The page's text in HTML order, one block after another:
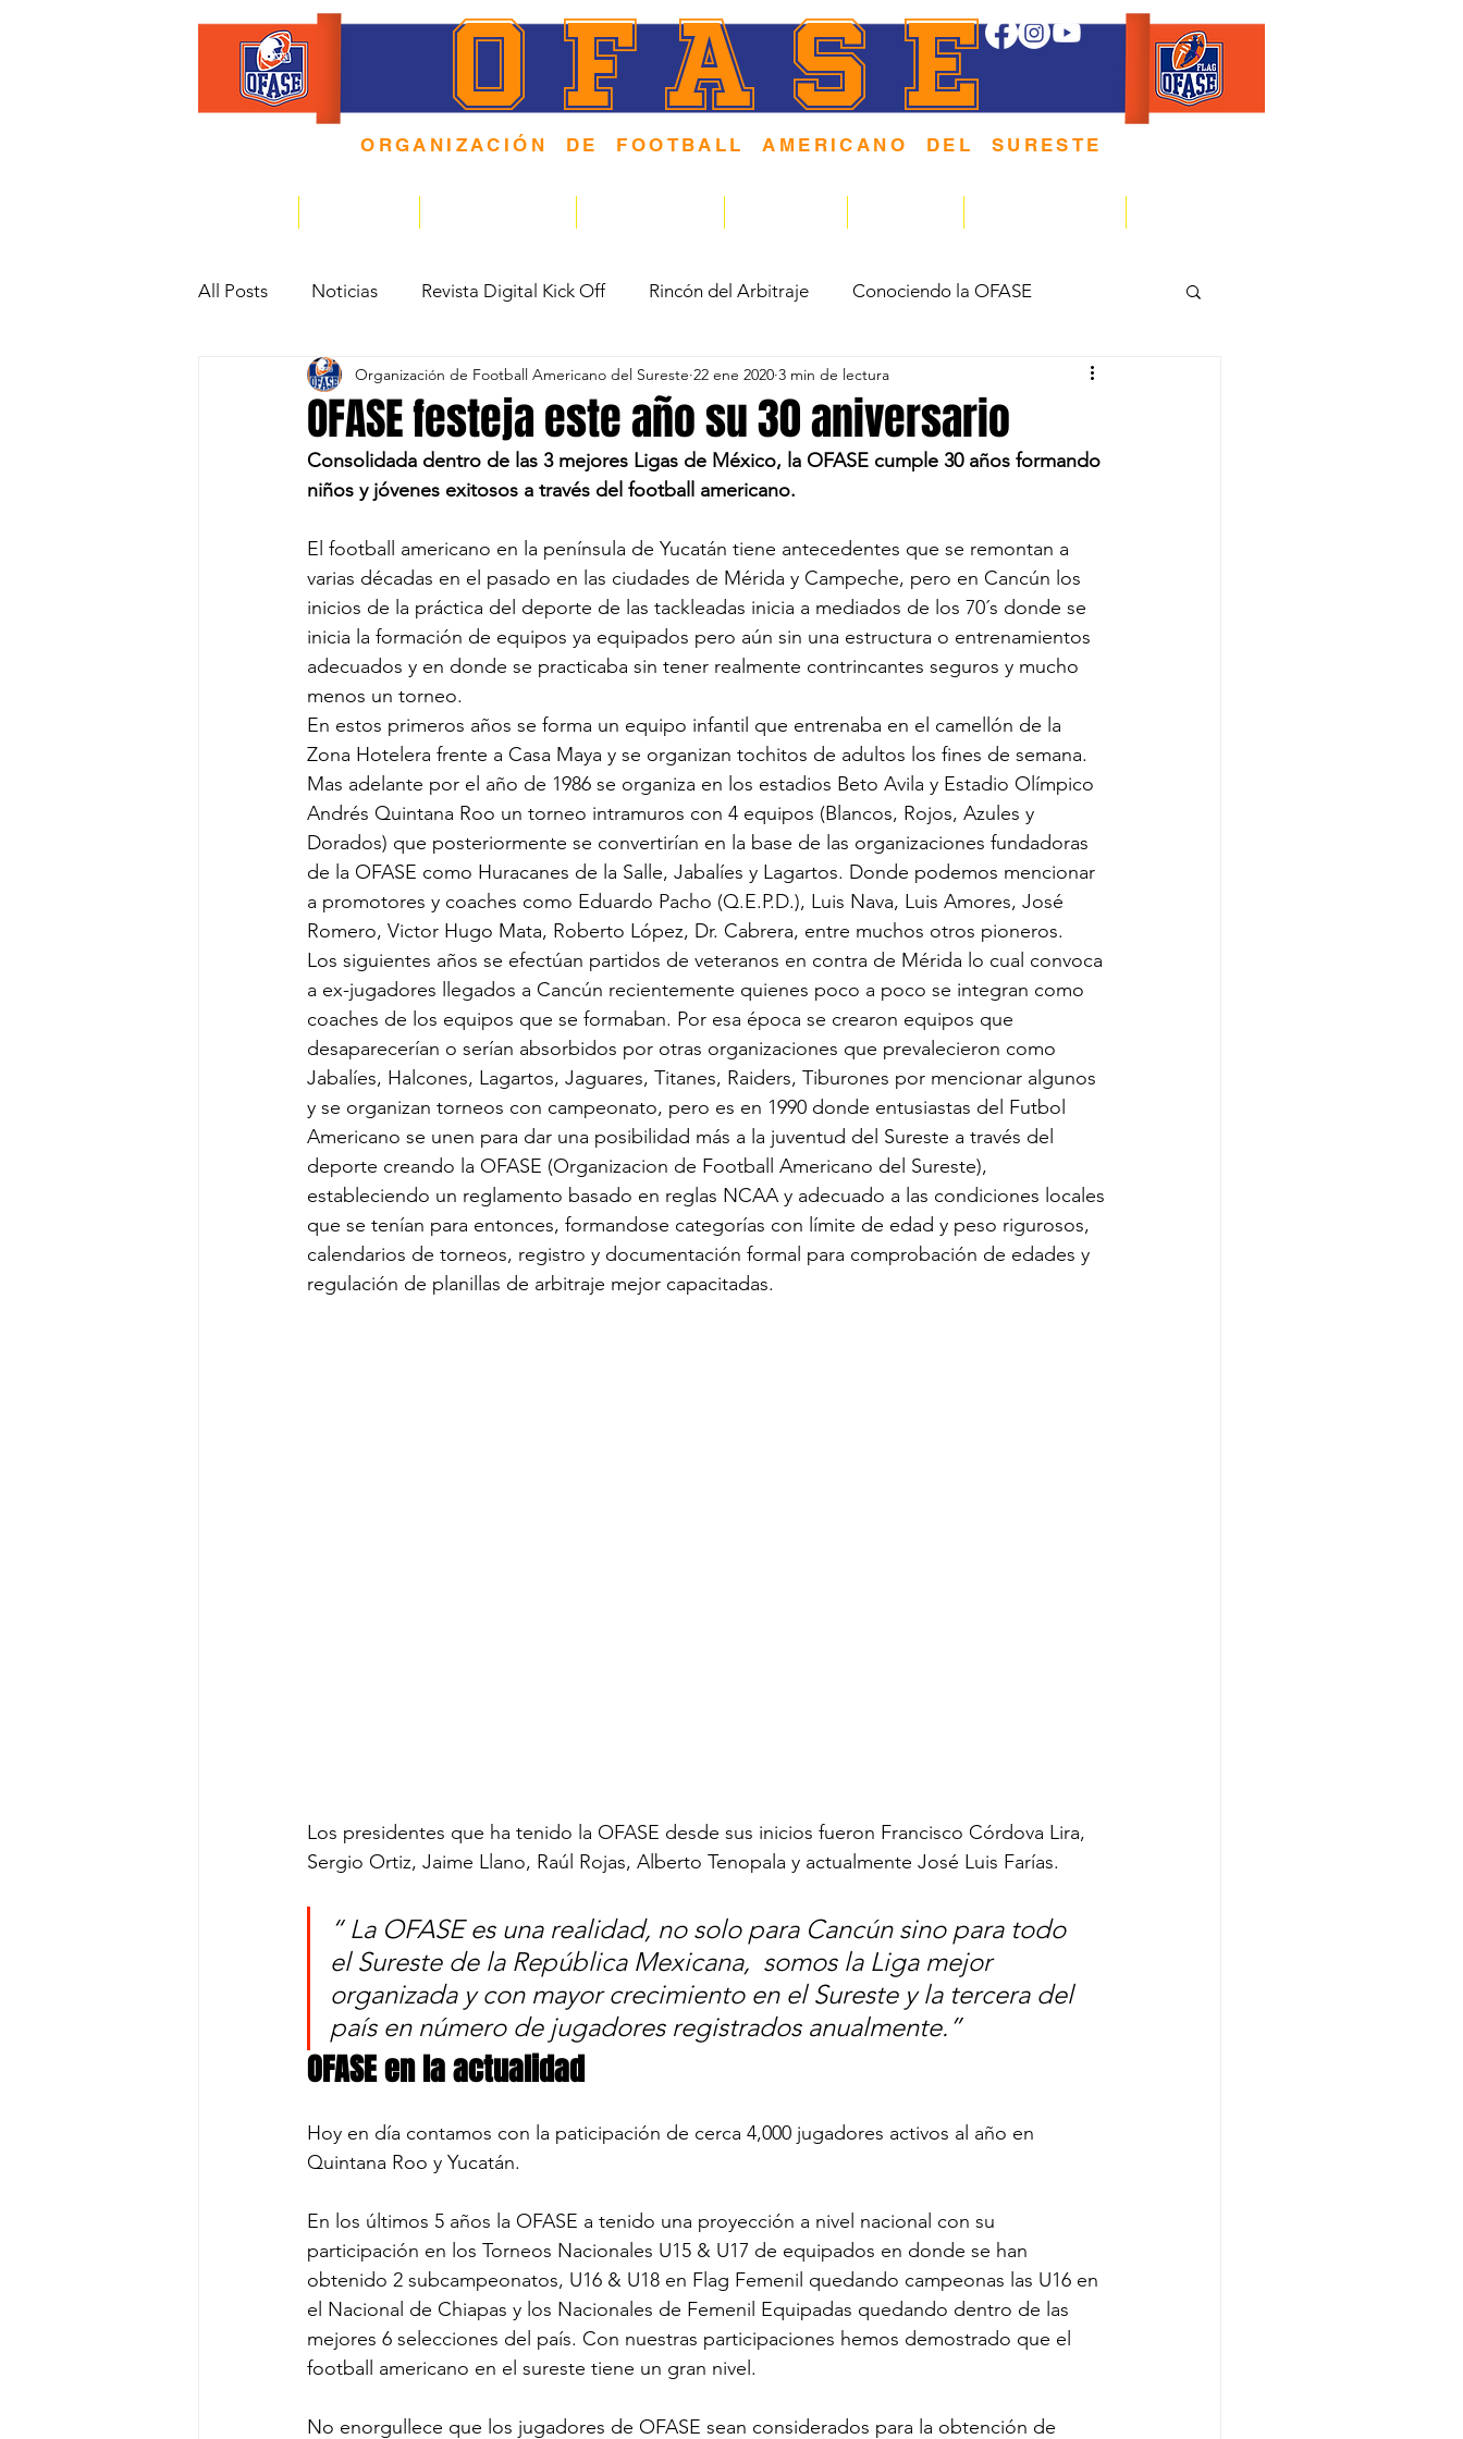
OFASE
ORGANIZACIÓN DE FOOTBALL AMERICANO DEL SURESTE
All Posts Noticias Revista Digital Kick Off Rincón del Arbitraje Conociendo la OFASE
¿Sabias qué?
OFASE festeja este año su 30 aniversario
Organización de Football Americano del Sureste 22 ene 2020 3 min de lectura
Consolidada dentro de las 3 mejores Ligas de México, la OFASE cumple 30 años formando
niños y jóvenes exitosos a través del football americano.
El football americano en la península de Yucatán tiene antecedentes que se remontan a
varias décadas en el pasado en las ciudades de Mérida y Campeche, pero en Cancún los
inicios de la práctica del deporte de las tackleadas inicia a mediados de los 70´s donde se
inicia la formación de equipos ya equipados pero aún sin una estructura o entrenamientos
adecuados y en donde se practicaba sin tener realmente contrincantes seguros y mucho
menos un torneo.
En estos primeros años se forma un equipo infantil que entrenaba en el camellón de la
Zona Hotelera frente a Casa Maya y se organizan tochitos de adultos los fines de semana.
Mas adelante por el año de 1986 se organiza en los estadios Beto Avila y Estadio Olímpico
Andrés Quintana Roo un torneo intramuros con 4 equipos (Blancos, Rojos, Azules y
Dorados) que posteriormente se convertirían en la base de las organizaciones fundadoras
de la OFASE como Huracanes de la Salle, Jabalíes y Lagartos. Donde podemos mencionar
a promotores y coaches como Eduardo Pacho (Q.E.P.D.), Luis Nava, Luis Amores, José
Romero, Victor Hugo Mata, Roberto López, Dr. Cabrera, entre muchos otros pioneros.
Los siguientes años se efectúan partidos de veteranos en contra de Mérida lo cual convoca
a ex-jugadores llegados a Cancún recientemente quienes poco a poco se integran como
coaches de los equipos que se formaban. Por esa época se crearon equipos que
desaparecerían o serían absorbidos por otras organizaciones que prevalecieron como
Jabalíes, Halcones, Lagartos, Jaguares, Titanes, Raiders, Tiburones por mencionar algunos
y se organizan torneos con campeonato, pero es en 1990 donde entusiastas del Futbol
Americano se unen para dar una posibilidad más a la juventud del Sureste a través del
deporte creando la OFASE (Organizacion de Football Americano del Sureste),
estableciendo un reglamento basado en reglas NCAA y adecuado a las condiciones locales
que se tenían para entonces, formandose categorías con límite de edad y peso rigurosos,
calendarios de torneos, registro y documentación formal para comprobación de edades y
regulación de planillas de arbitraje mejor capacitadas.
Los presidentes que ha tenido la OFASE desde sus inicios fueron Francisco Córdova Lira,
Sergio Ortiz, Jaime Llano, Raúl Rojas, Alberto Tenopala y actualmente José Luis Farías.
“ La OFASE es una realidad, no solo para Cancún sino para todo
el Sureste de la República Mexicana,  somos la Liga mejor
organizada y con mayor crecimiento en el Sureste y la tercera del
país en número de jugadores registrados anualmente.”
OFASE en la actualidad
Hoy en día contamos con la paticipación de cerca 4,000 jugadores activos al año en
Quintana Roo y Yucatán.
En los últimos 5 años la OFASE a tenido una proyección a nivel nacional con su
participación en los Torneos Nacionales U15 & U17 de equipados en donde se han
obtenido 2 subcampeonatos, U16 & U18 en Flag Femenil quedando campeonas las U16 en
el Nacional de Chiapas y los Nacionales de Femenil Equipadas quedando dentro de las
mejores 6 selecciones del país. Con nuestras participaciones hemos demostrado que el
football americano en el sureste tiene un gran nivel.
No enorgullece que los jugadores de OFASE sean considerados para la obtención de